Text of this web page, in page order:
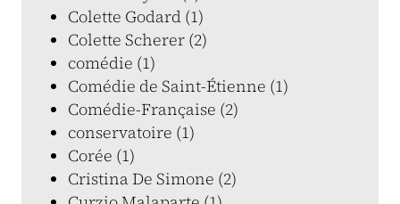
Colette Godard (1)
Colette Scherer (2)
comédie (1)
Comédie de Saint-Étienne (1)
Comédie-Française (2)
conservatoire (1)
Corée (1)
Cristina De Simone (2)